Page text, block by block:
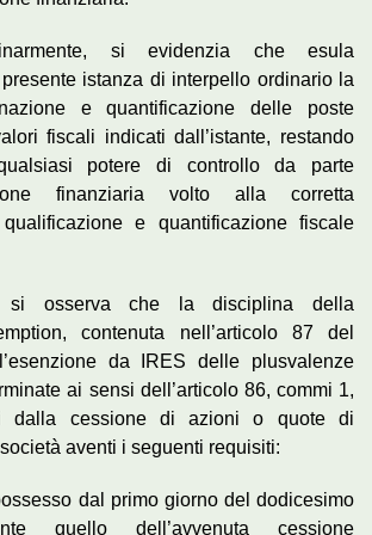
si evidenzia che esula
istanza di interpello ordinario la
e quantificazione delle poste
fiscali indicati dall’istante, restando
potere di controllo da parte
finanziaria volto alla corretta
qualificazione e quantificazione fiscale
si osserva che la disciplina della
contenuta nell’articolo 87 del
da IRES delle plusvalenze
ai sensi dell’articolo 86, commi 1,
dalla cessione di azioni o quote di
aventi i seguenti requisiti:
dal primo giorno del dodicesimo
quello dell’avvenuta cessione